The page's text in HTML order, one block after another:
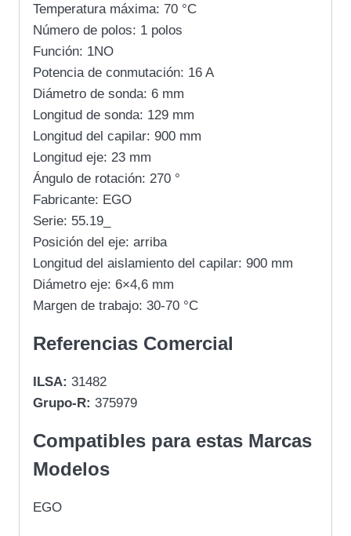
Temperatura máxima: 70 °C
Número de polos: 1 polos
Función: 1NO
Potencia de conmutación: 16 A
Diámetro de sonda: 6 mm
Longitud de sonda: 129 mm
Longitud del capilar: 900 mm
Longitud eje: 23 mm
Ángulo de rotación: 270 °
Fabricante: EGO
Serie: 55.19_
Posición del eje: arriba
Longitud del aislamiento del capilar: 900 mm
Diámetro eje: 6×4,6 mm
Margen de trabajo: 30-70 °C
Referencias Comercial
ILSA: 31482
Grupo-R: 375979
Compatibles para estas Marcas
Modelos
EGO